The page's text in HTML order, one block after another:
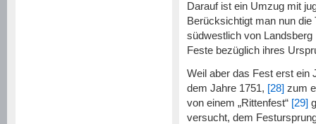
Darauf ist ein Umzug mit
Berücksichtigt man nun
südwestlich von
Feste bezüglich ihres
Weil aber das Fest erst ein
dem Jahre 1751, [28] zum
von einem „Rittenfest“ [29]
versucht, dem